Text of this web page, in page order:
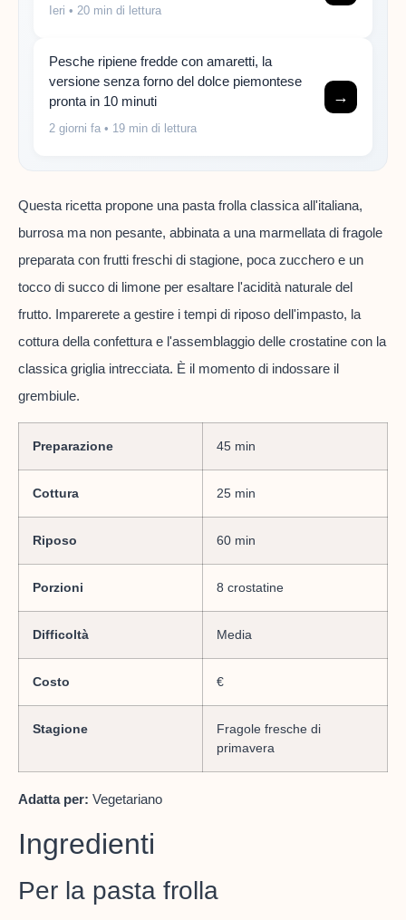
Ieri • 20 min di lettura
Pesche ripiene fredde con amaretti, la
versione senza forno del dolce piemontese
pronta in 10 minuti
2 giorni fa • 19 min di lettura
→
Questa ricetta propone una pasta frolla classica all'italiana,
burrosa ma non pesante, abbinata a una marmellata di fragole
preparata con frutti freschi di stagione, poca zucchero e un
tocco di succo di limone per esaltare l'acidità naturale del
frutto. Imparerete a gestire i tempi di riposo dell'impasto, la
cottura della confettura e l'assemblaggio delle crostatine con la
classica griglia intrecciata. È il momento di indossare il
grembiule.
Preparazione 45 min
Cottura 25 min
Riposo 60 min
Porzioni 8 crostatine
Difficoltà Media
Costo €
Stagione
Fragole fresche di
primavera
Adatta per: Vegetariano
Ingredienti
Per la pasta frolla